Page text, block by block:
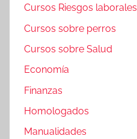
Cursos Riesgos laborales
Cursos sobre perros
Cursos sobre Salud
Economía
Finanzas
Homologados
Manualidades